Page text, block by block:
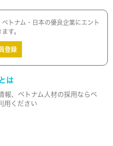
トナム・日本の優良企業にエント
す。
登録
は
報、ベトナム人材の採用ならベ
用ください